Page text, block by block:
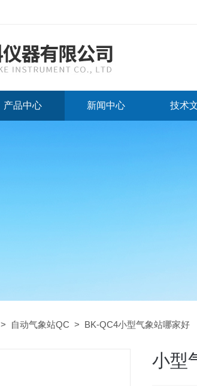
产品中心 新闻中心 技术
> 自动气象站QC > BK-QC4小型气象站哪家好
小型